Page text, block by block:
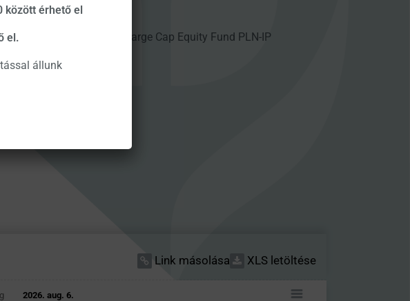
VIG Poland Large Cap Equity Fund PLN-IP
Link másolása XLS letöltése
2026. aug. 6.
között érhető el
el.
állunk